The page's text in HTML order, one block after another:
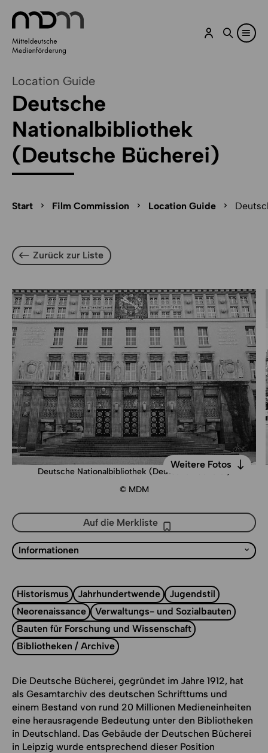
Deutsche
Nationalbibliothek
(Deutsche Bücherei)
Location Guide
Seitenpfad
Start Film Commission Location Guide
Zurück zur Liste
Deutsche Nationalbibliothek (Deutsche Bücherei)
© MDM
Weitere Fotos
Auf die Merkliste
Auf die Merkliste
Liste mit Sprungmarken
Informationen
Historismus Jahrhundertwende
Jugendstil
Neorenaissance
Verwaltungs- und Sozialbauten
Bauten für Forschung und Wissenschaft
Bibliotheken / Archive
Die Deutsche Bücherei, gegründet im Jahre 1912, hat
als Gesamtarchiv des deutschen Schrifttums und
einem Bestand von rund 20 Millionen Medieneinheiten
eine herausragende Bedeutung unter den Bibliotheken
in Deutschland. Das Gebäude der Deutschen Bücherei
in Leipzig wurde entsprechend dieser Position